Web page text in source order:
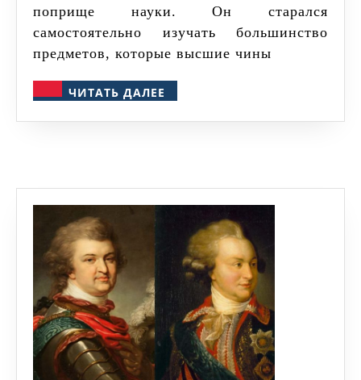
поприще науки. Он старался
самостоятельно изучать большинство
предметов, которые высшие чины
ЧИТАТЬ ДАЛЕЕ
ДАЛЕЕ